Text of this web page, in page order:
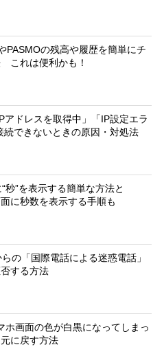
PASMOの残高や履歴を簡単にチ
これは便利かも！
アドレスを取得中」「IP設定エラ
続できないときの原因・対処法
秒”を表示する簡単な方法と
に秒数を表示する手順も
の「国際電話による迷惑電話」
する方法
ホ画面の色が白黒になってしまっ
に戻す方法